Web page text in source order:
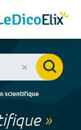
scientifique
»